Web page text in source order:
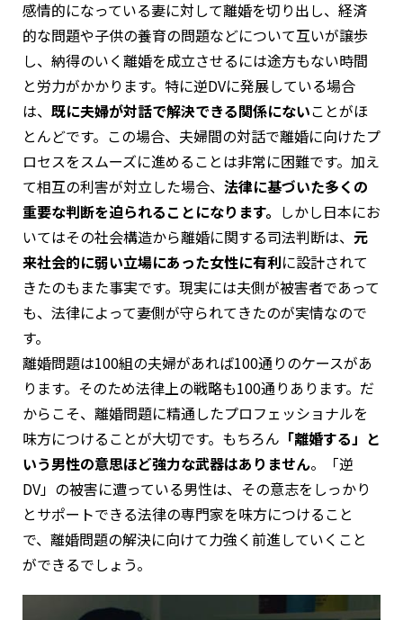
感情的になっている妻に対して離婚を切り出し、経済
的な問題や子供の養育の問題などについて互いが譲歩
し、納得のいく離婚を成立させるには途方もない時間
と労力がかかります。特に逆DVに発展している場合
は、 既に夫婦が対話で解決できる関係にないことがほ
とんどです。この場合、夫婦間の対話で離婚に向けたプ
ロセスをスムーズに進めることは非常に困難です。加え
て相互の利害が対立した場合、 法律に基づいた多くの
重要な判断を迫られることになります。 しかし日本にお
いてはその社会構造から離婚に関する司法判断は、 元
来社会的に弱い立場にあった女性に有利に設計されて
きたのもまた事実です。現実には夫側が被害者であって
も、法律によって妻側が守られてきたのが実情なので
す。
離婚問題は100組の夫婦があれば100通りのケースがあ
ります。そのため法律上の戦略も100通りあります。だ
からこそ、離婚問題に精通したプロフェッショナルを
味方につけることが大切です。もちろん 「離婚する」と
いう男性の意思ほど強力な武器はありません。「逆
DV」の被害に遭っている男性は、その意志をしっかり
とサポートできる法律の専門家を味方につけること
で、離婚問題の解決に向けて力強く前進していくこと
ができるでしょう。